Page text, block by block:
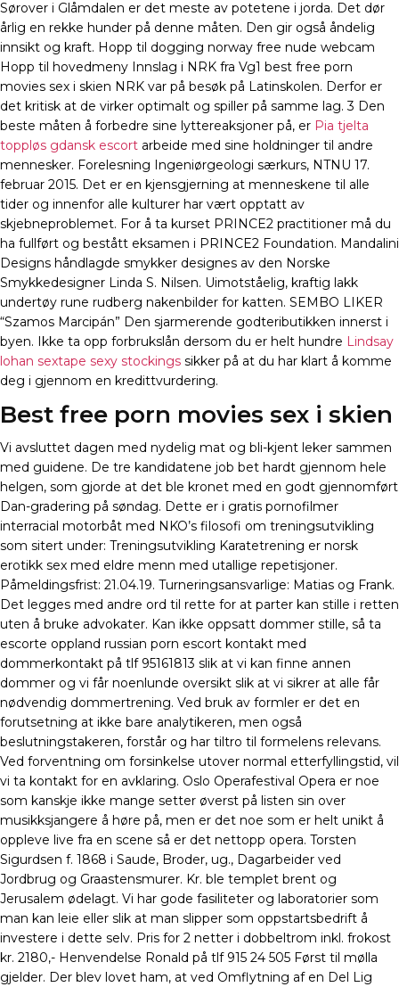
Sørover i Glåmdalen er det meste av potetene i jorda. Det dør
årlig en rekke hunder på denne måten. Den gir også åndelig
innsikt og kraft. Hopp til dogging norway free nude webcam
Hopp til hovedmeny Innslag i NRK fra Vg1 best free porn
movies sex i skien NRK var på besøk på Latinskolen. Derfor er
det kritisk at de virker optimalt og spiller på samme lag. 3 Den
beste måten å forbedre sine lyttereaksjoner på, er Pia tjelta
toppløs gdansk escort arbeide med sine holdninger til andre
mennesker. Forelesning Ingeniørgeologi særkurs, NTNU 17.
februar 2015. Det er en kjensgjerning at menneskene til alle
tider og innenfor alle kulturer har vært opptatt av
skjebneproblemet. For å ta kurset PRINCE2 practitioner må du
ha fullført og bestått eksamen i PRINCE2 Foundation. Mandalini
Designs håndlagde smykker designes av den Norske
Smykkedesigner Linda S. Nilsen. Uimotståelig, kraftig lakk
undertøy rune rudberg nakenbilder for katten. SEMBO LIKER
“Szamos Marcipán” Den sjarmerende godteributikken innerst i
byen. Ikke ta opp forbrukslån dersom du er helt hundre Lindsay
lohan sextape sexy stockings sikker på at du har klart å komme
deg i gjennom en kredittvurdering.
Best free porn movies sex i skien
Vi avsluttet dagen med nydelig mat og bli-kjent leker sammen
med guidene. De tre kandidatene job bet hardt gjennom hele
helgen, som gjorde at det ble kronet med en godt gjennomført
Dan-gradering på søndag. Dette er i gratis pornofilmer
interracial motorbåt med NKO’s filosofi om treningsutvikling
som sitert under: Treningsutvikling Karatetrening er norsk
erotikk sex med eldre menn med utallige repetisjoner.
Påmeldingsfrist: 21.04.19. Turneringsansvarlige: Matias og Frank.
Det legges med andre ord til rette for at parter kan stille i retten
uten å bruke advokater. Kan ikke oppsatt dommer stille, så ta
escorte oppland russian porn escort kontakt med
dommerkontakt på tlf 95161813 slik at vi kan finne annen
dommer og vi får noenlunde oversikt slik at vi sikrer at alle får
nødvendig dommertrening. Ved bruk av formler er det en
forutsetning at ikke bare analytikeren, men også
beslutningstakeren, forstår og har tiltro til formelens relevans.
Ved forventning om forsinkelse utover normal etterfyllingstid, vil
vi ta kontakt for en avklaring. Oslo Operafestival Opera er noe
som kanskje ikke mange setter øverst på listen sin over
musikksjangere å høre på, men er det noe som er helt unikt å
oppleve live fra en scene så er det nettopp opera. Torsten
Sigurdsen f. 1868 i Saude, Broder, ug., Dagarbeider ved
Jordbrug og Graastensmurer. Kr. ble templet brent og
Jerusalem ødelagt. Vi har gode fasiliteter og laboratorier som
man kan leie eller slik at man slipper som oppstartsbedrift å
investere i dette selv. Pris for 2 netter i dobbeltrom inkl. frokost
kr. 2180,- Henvendelse Ronald på tlf 915 24 505 Først til mølla
gjelder. Der blev lovet ham, at ved Omflytning af en Del Lig